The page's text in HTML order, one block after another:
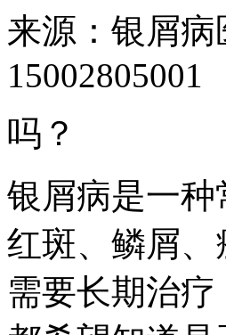
来源：银屑病
15002805001
吗？
银屑病是一
红斑、鳞屑
需要长期治